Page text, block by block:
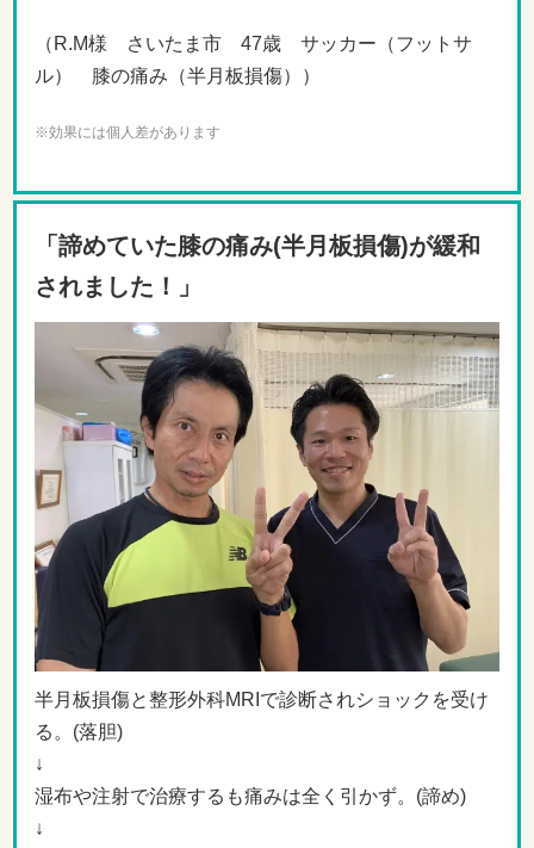
（R.M様 さいたま市 47歳 サッカー（フットサ
ル） 膝の痛み（半月板損傷））
※効果には個人差があります
「諦めていた膝の痛み(半月板損傷)が緩和
されました！」
半月板損傷と整形外科MRIで診断されショックを受け
る。(落胆)
↓
湿布や注射で治療するも痛みは全く引かず。(諦め)
↓